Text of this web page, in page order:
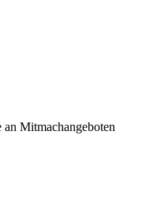
Mitmachangeboten